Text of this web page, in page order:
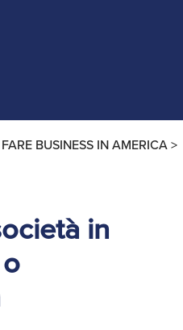
York
e
FARE BUSINESS IN AMERICA >
in